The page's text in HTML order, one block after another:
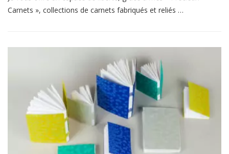
Carnets », collections de carnets fabriqués et reliés …